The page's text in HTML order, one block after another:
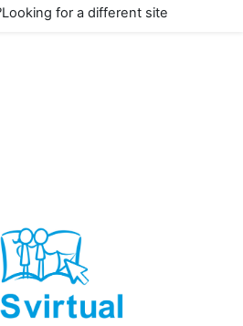
דילוג לתוכן ראשי
Looking for a different site?